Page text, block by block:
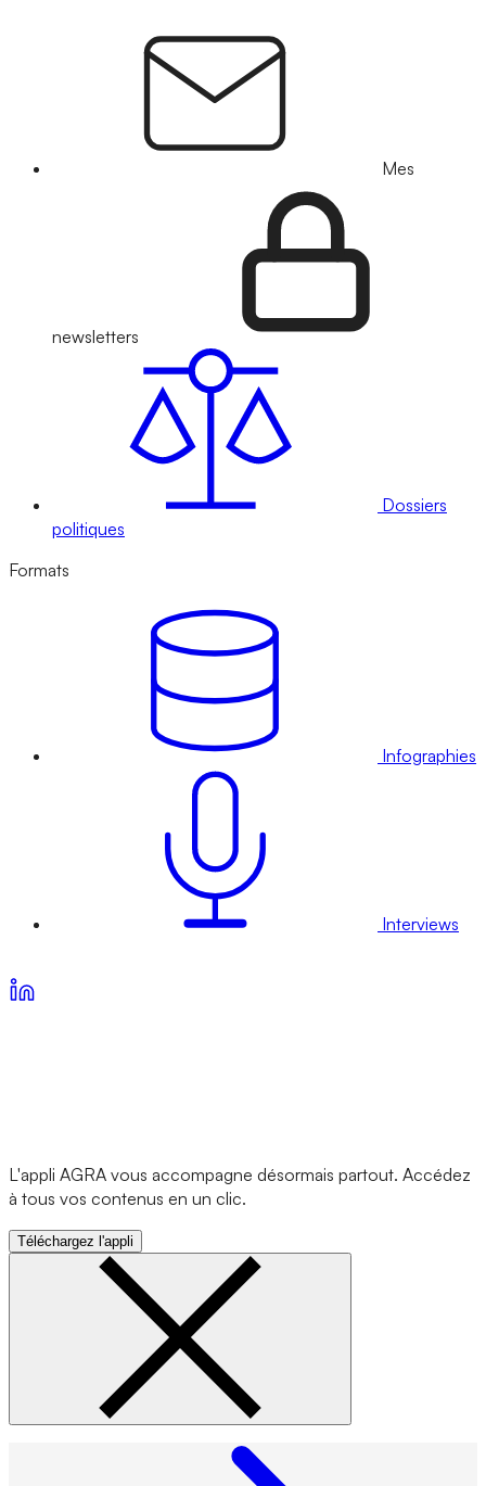
Mes
newsletters
Dossiers
politiques
Formats
Infographies
Interviews
L'appli AGRA vous accompagne désormais partout. Accédez
à tous vos contenus en un clic.
Téléchargez l'appli